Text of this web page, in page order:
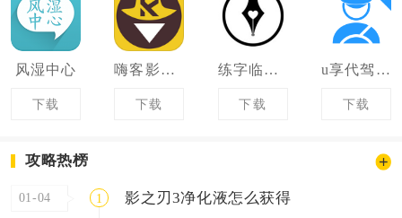
风湿中心
下载
嗨客影视播放器
下载
练字临帖大师
下载
u享代驾车主
下载
攻略热榜
01-04 1 影之刃3净化液怎么获得